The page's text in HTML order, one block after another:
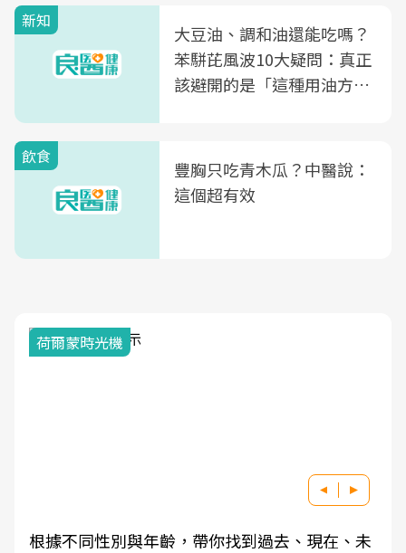
新知
大豆油、調和油還能吃嗎？
苯駢芘風波10大疑問：真正
該避開的是「這種用油方
飲食
豐胸只吃青木瓜？中醫說：
這個超有效
荷爾蒙時光機
根據不同性別與年齡，帶你找到過去、現在、未